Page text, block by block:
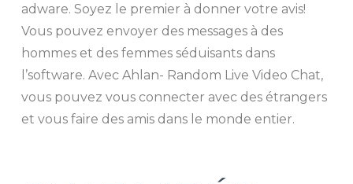
adware. Soyez le premier à donner votre avis!
Vous pouvez envoyer des messages à des
hommes et des femmes séduisants dans
l’software. Avec Ahlan- Random Live Video Chat,
vous pouvez vous connecter avec des étrangers
et vous faire des amis dans le monde entier.